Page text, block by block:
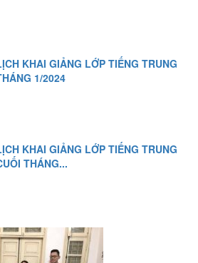
KHAI GIẢNG LỚP TIẾNG TRUNG
1/2024
KHAI GIẢNG LỚP TIẾNG TRUNG
THÁNG...